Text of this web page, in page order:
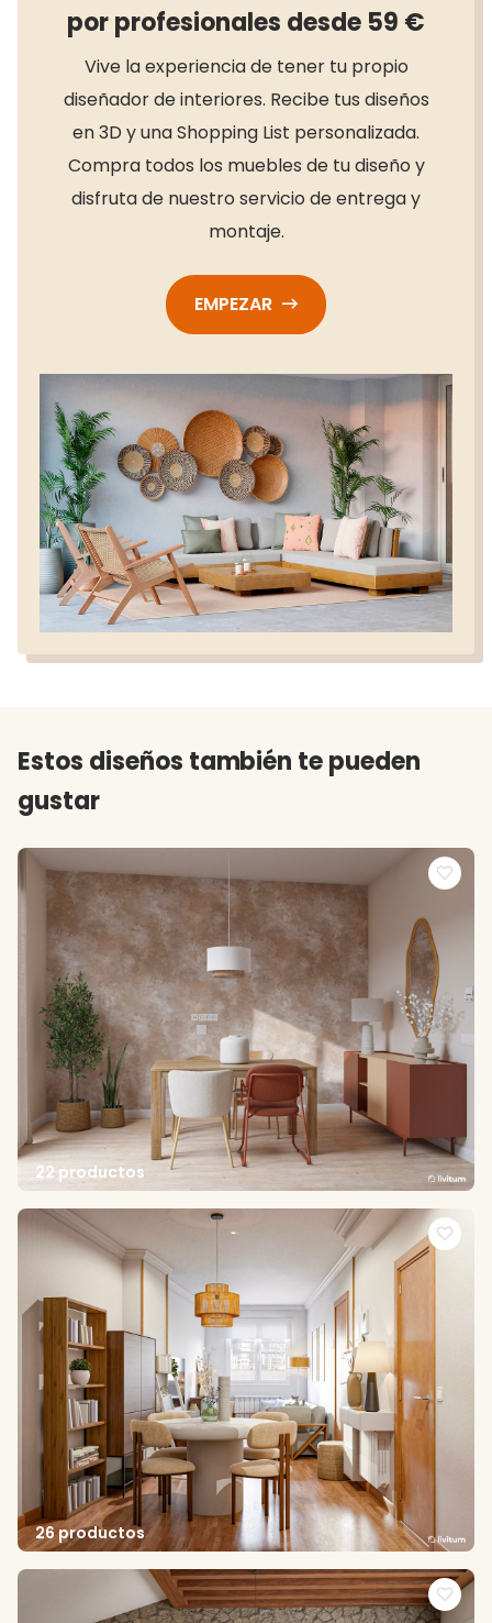
por profesionales desde 59 €
Vive la experiencia de tener tu propio
diseñador de interiores. Recibe tus diseños
en 3D y una Shopping List personalizada.
Compra todos los muebles de tu diseño y
disfruta de nuestro servicio de entrega y
montaje.
EMPEZAR
Estos diseños también te pueden
gustar
22 productos
26 productos